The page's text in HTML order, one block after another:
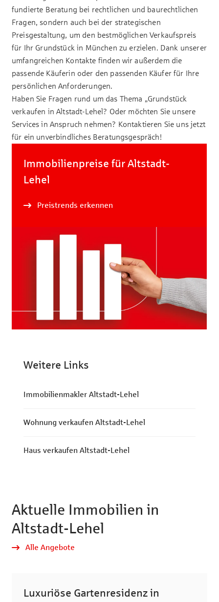
fundierte Beratung bei rechtlichen und baurechtlichen
Fragen, sondern auch bei der strategischen
Preisgestaltung, um den bestmöglichen Verkaufspreis
für Ihr Grundstück in München zu erzielen. Dank unserer
umfangreichen Kontakte finden wir außerdem die
passende Käuferin oder den passenden Käufer für Ihre
persönlichen Anforderungen.
Haben Sie Fragen rund um das Thema „Grundstück
verkaufen in Altstadt-Lehel? Oder möchten Sie unsere
Services in Anspruch nehmen? Kontaktieren Sie uns jetzt
für ein unverbindliches Beratungsgespräch!
Immobilienpreise für Altstadt-
Lehel
Preistrends erkennen
Weitere Links
Immobilienmakler Altstadt-Lehel
Wohnung verkaufen Altstadt-Lehel
Haus verkaufen Altstadt-Lehel
Aktuelle Immobilien in
Altstadt-Lehel
Alle Angebote
Luxuriöse Gartenresidenz in